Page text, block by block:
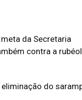
da Secretaria
contra a
do